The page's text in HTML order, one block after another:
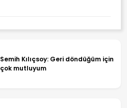
Semih Kılıçsoy: Geri döndüğüm için
çok mutluyum